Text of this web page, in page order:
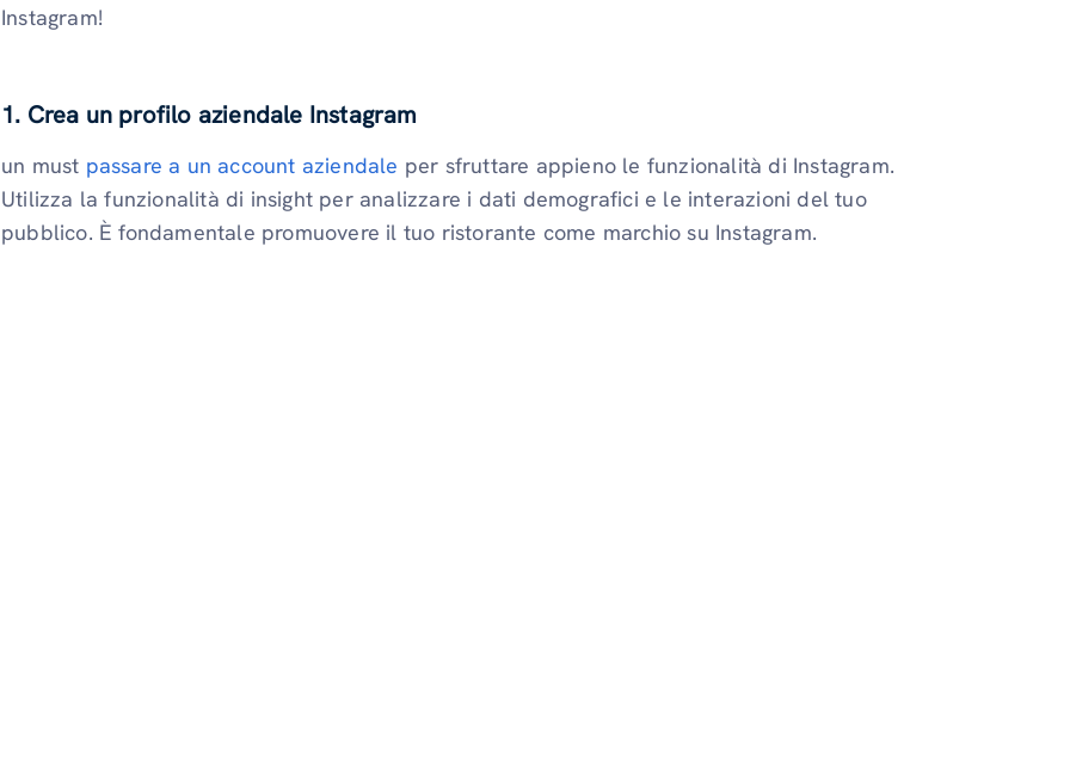
Instagram!
1. Crea un profilo aziendale Instagram
un must passare a un account aziendale per sfruttare appieno le funzionalità di Instagram.
Utilizza la funzionalità di insight per analizzare i dati demografici e le interazioni del tuo
pubblico. È fondamentale promuovere il tuo ristorante come marchio su Instagram.